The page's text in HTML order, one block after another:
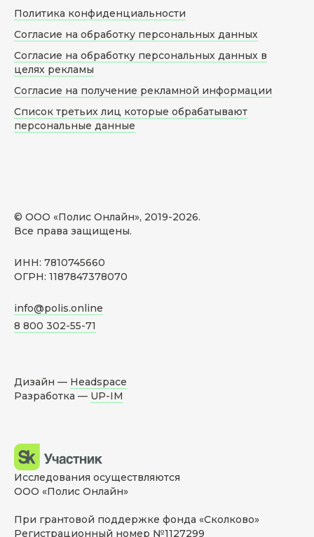
© ООО «Полис Онлайн», 2019-2026.
Все права защищены.
ИНН: 7810745660
ОГРН: 1187847378070
info@polis.online
8 800 302-55-71
Политика конфиденциальности
Согласие на обработку персональных данных
Согласие на обработку персональных данных в
целях рекламы
Согласие на получение рекламной информации
Список третьих лиц которые обрабатывают
персональные данные
Дизайн — Headspace
Разработка — UP-IM
Исследования осуществляются
ООО «Полис Онлайн»
При грантовой поддержке фонда «Сколково»
Регистрационный номер №1127299